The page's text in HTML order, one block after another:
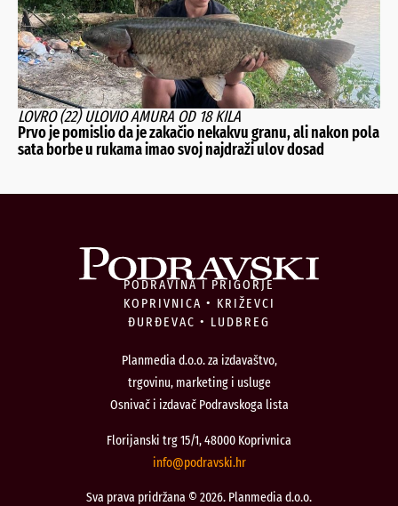
LOVRO (22) ULOVIO AMURA OD 18 KILA
Prvo je pomislio da je zakačio nekakvu granu, ali nakon pola
sata borbe u rukama imao svoj najdraži ulov dosad
PODRAVINA I PRIGORJE
KOPRIVNICA • KRIŽEVCI
ĐURĐEVAC • LUDBREG
Planmedia d.o.o. za izdavaštvo,
trgovinu, marketing i usluge
Osnivač i izdavač Podravskoga lista
Florijanski trg 15/1, 48000 Koprivnica
rh.iksvardop
@ofni
Sva prava pridržana © 2026. Planmedia d.o.o.